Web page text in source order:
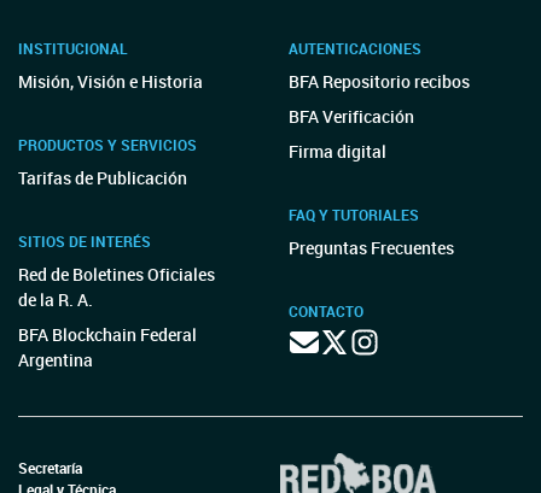
INSTITUCIONAL
Misión, Visión e Historia
PRODUCTOS Y SERVICIOS
Tarifas de Publicación
SITIOS DE INTERÉS
Red de Boletines Oficiales
de la R. A.
BFA Blockchain Federal
Argentina
AUTENTICACIONES
BFA Repositorio recibos
BFA Verificación
Firma digital
FAQ Y TUTORIALES
Preguntas Frecuentes
CONTACTO
Secretaría